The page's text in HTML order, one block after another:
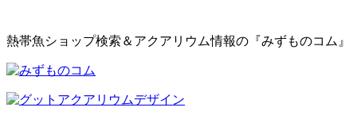
熱帯魚ショップ検索＆アクアリウム情報の『みずものコム』